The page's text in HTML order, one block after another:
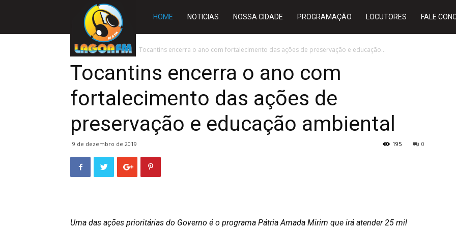
Rádio
Lagoa
FM
HOME NOTICIAS NOSSA CIDADE PROGRAMAÇÃO LOCUTORES FALE
Início TOCANTINS Tocantins encerra o ano com fortalecimento das ações de preservação e educação...
Tocantins encerra o ano com
fortalecimento das ações de
preservação e educação ambiental
9 de dezembro de 2019 0
195
Uma das ações prioritárias do Governo é o programa Pátria Amada Mirim que irá atender 25 mil